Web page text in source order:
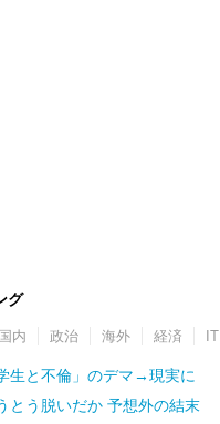
グ
国内 政治 海外 経済 IT
学生と不倫」のデマ→現実に
とう脱いだか 予想外の結末